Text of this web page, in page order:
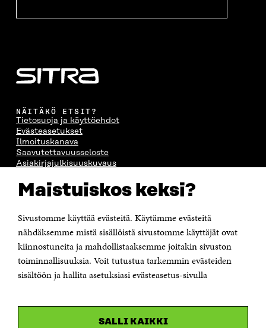
Maistuiskos keksi?
Sivustomme käyttää evästeitä. Käytämme evästeitä
nähdäksemme mistä sisällöistä sivustomme käyttäjät ovat
kiinnostuneita ja mahdollistaaksemme joitakin sivuston
toiminnallisuuksia. Voit tutustua tarkemmin evästeiden
sisältöön ja hallita asetuksiasi evästeasetus-sivulla
SALLI KAIKKI
NÄITÄKÖ ETSIT?
Tietosuoja ja käyttöehdot
Evästeasetukset
Ilmoituskanava
Saavutettavuusseloste
Asiakirjajulkisuuskuvaus
Suomen itsenäisyyden juhlarahasto Sitra
Itämerenkatu 11-13, PL 160,
00181 Helsinki
Puhelin +358 294 618 991
etunimi.sukunimi@sitra.fi tai sitra@sitra.fi